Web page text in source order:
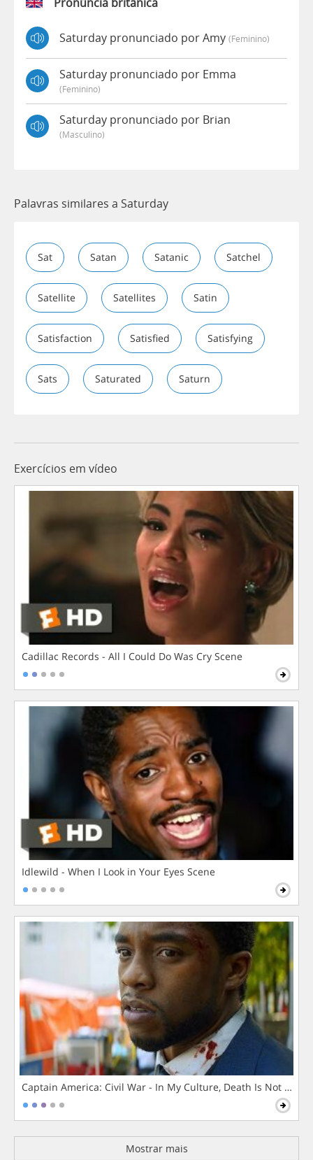
Saturday pronunciado por Amy (feminino)
Saturday pronunciado por Emma
(feminino)
Saturday pronunciado por Brian
(masculino)
Palavras similares a Saturday
Sat Satan Satanic Satchel
Satellite Satellites Satin
Satisfaction Satisfied Satisfying
Sats Saturated Saturn
Exercícios em vídeo
Cadillac Records - All I Could Do Was Cry Scene
Idlewild - When I Look in Your Eyes Scene
Captain America: Civil War - In My Culture, Death Is Not The
Mostrar mais